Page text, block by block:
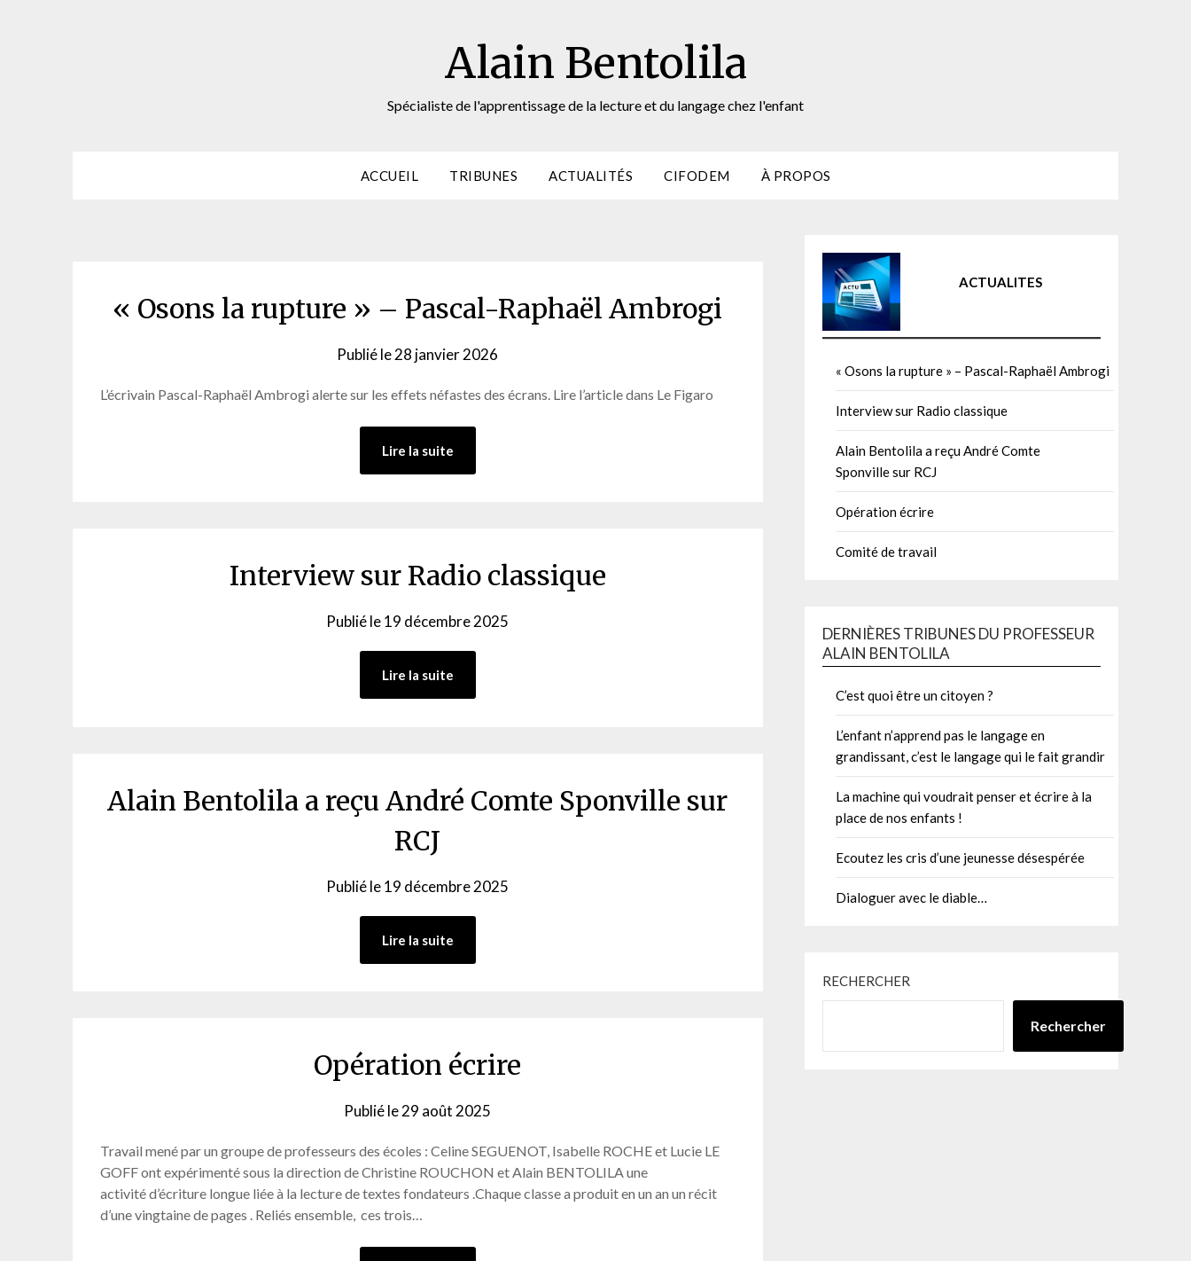
Alain Bentolila
Spécialiste de l'apprentissage de la lecture et du langage chez l'enfant
ACCUEIL TRIBUNES ACTUALITÉS CIFODEM À PROPOS
« Osons la rupture » – Pascal-Raphaël Ambrogi
Publié le28 janvier 2026
L’écrivain Pascal-Raphaël Ambrogi alerte sur les effets néfastes des écrans. Lire l’article dans Le Figaro
Lire la suite
Interview sur Radio classique
Publié le19 décembre 2025
Lire la suite
Alain Bentolila a reçu André Comte Sponville sur
RCJ
Publié le19 décembre 2025
Lire la suite
Opération écrire
Publié le29 août 2025
Travail mené par un groupe de professeurs des écoles : Celine SEGUENOT, Isabelle ROCHE et Lucie LE
GOFF ont expérimenté sous la direction de Christine ROUCHON et Alain BENTOLILA une
activité d’écriture longue liée à la lecture de textes fondateurs .Chaque classe a produit en un an un récit
d’une vingtaine de pages . Reliés ensemble, ces trois…
ACTUALITES
« Osons la rupture » – Pascal-Raphaël Ambrogi
Interview sur Radio classique
Alain Bentolila a reçu André Comte
Sponville sur RCJ
Opération écrire
Comité de travail
DERNIÈRES TRIBUNES DU PROFESSEUR
ALAIN BENTOLILA
C’est quoi être un citoyen ?
L’enfant n’apprend pas le langage en
grandissant, c’est le langage qui le fait grandir
La machine qui voudrait penser et écrire à la
place de nos enfants !
Ecoutez les cris d’une jeunesse désespérée
Dialoguer avec le diable…
RECHERCHER
Rechercher